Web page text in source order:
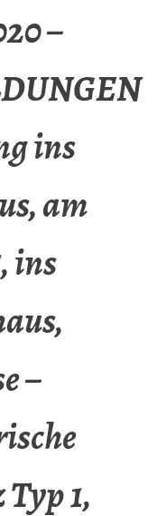
–
ins
am
ins
–
1,